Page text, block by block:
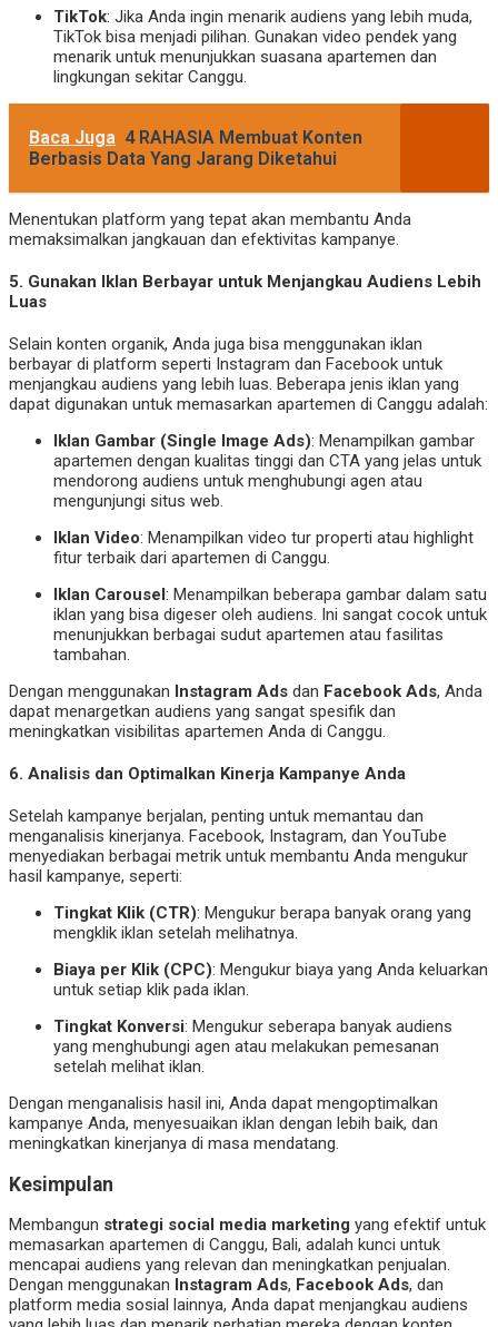
TikTok: Jika Anda ingin menarik audiens yang lebih muda,
TikTok bisa menjadi pilihan. Gunakan video pendek yang
menarik untuk menunjukkan suasana apartemen dan
lingkungan sekitar Canggu.
Baca Juga 4 RAHASIA Membuat Konten
Berbasis Data Yang Jarang Diketahui
Menentukan platform yang tepat akan membantu Anda
memaksimalkan jangkauan dan efektivitas kampanye.
5. Gunakan Iklan Berbayar untuk Menjangkau Audiens Lebih
Luas
Selain konten organik, Anda juga bisa menggunakan iklan
berbayar di platform seperti Instagram dan Facebook untuk
menjangkau audiens yang lebih luas. Beberapa jenis iklan yang
dapat digunakan untuk memasarkan apartemen di Canggu adalah:
Iklan Gambar (Single Image Ads): Menampilkan gambar
apartemen dengan kualitas tinggi dan CTA yang jelas untuk
mendorong audiens untuk menghubungi agen atau
mengunjungi situs web.
Iklan Video: Menampilkan video tur properti atau highlight
fitur terbaik dari apartemen di Canggu.
Iklan Carousel: Menampilkan beberapa gambar dalam satu
iklan yang bisa digeser oleh audiens. Ini sangat cocok untuk
menunjukkan berbagai sudut apartemen atau fasilitas
tambahan.
Dengan menggunakan Instagram Ads dan Facebook Ads, Anda
dapat menargetkan audiens yang sangat spesifik dan
meningkatkan visibilitas apartemen Anda di Canggu.
6. Analisis dan Optimalkan Kinerja Kampanye Anda
Setelah kampanye berjalan, penting untuk memantau dan
menganalisis kinerjanya. Facebook, Instagram, dan YouTube
menyediakan berbagai metrik untuk membantu Anda mengukur
hasil kampanye, seperti:
Tingkat Klik (CTR): Mengukur berapa banyak orang yang
mengklik iklan setelah melihatnya.
Biaya per Klik (CPC): Mengukur biaya yang Anda keluarkan
untuk setiap klik pada iklan.
Tingkat Konversi: Mengukur seberapa banyak audiens
yang menghubungi agen atau melakukan pemesanan
setelah melihat iklan.
Dengan menganalisis hasil ini, Anda dapat mengoptimalkan
kampanye Anda, menyesuaikan iklan dengan lebih baik, dan
meningkatkan kinerjanya di masa mendatang.
Kesimpulan
Membangun strategi social media marketing yang efektif untuk
memasarkan apartemen di Canggu, Bali, adalah kunci untuk
mencapai audiens yang relevan dan meningkatkan penjualan.
Dengan menggunakan Instagram Ads, Facebook Ads, dan
platform media sosial lainnya, Anda dapat menjangkau audiens